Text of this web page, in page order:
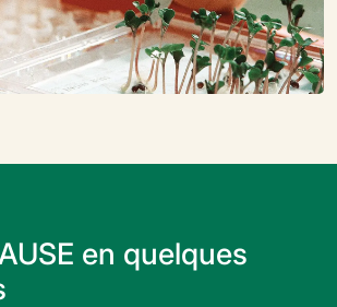
en quelques